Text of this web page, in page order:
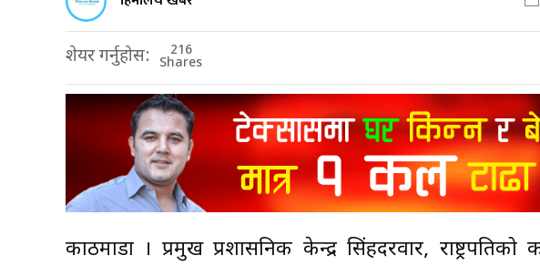
शेयर गर्नुहोस: 216
Shares
काठमाडौँ । प्रमुख प्रशासनिक केन्द्र सिंहदरवार, राष्ट्रपतिको